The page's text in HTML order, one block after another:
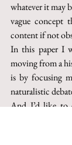
whatever it may
vague concept
content if not
In this paper I
moving from a
is by focusing
naturalistic
And I’d like to